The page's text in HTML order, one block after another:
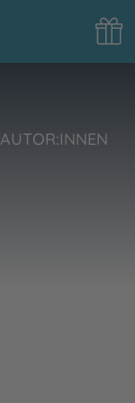
AUTOR:INNEN